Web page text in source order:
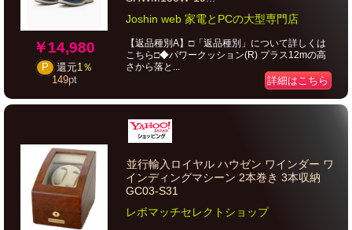
￥14,980
P 還元1％
149pt
Joshin web 家電とPCの大型専門店
【返品種別A】□「返品種別」について詳しくは
こちら□◆パワークッション(R) プラス12mの高
さから落と...
詳細はこちら
並行輸入ロイヤル ハウゼン ワインダー ワ
インディングマシーン 2本巻き 3本収納
GC03-S31
レボマッチセレクトショップ